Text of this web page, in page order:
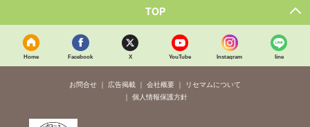
TOP
Home Facebook X YouTube Instagram line
お問合せ 広告掲載 会社概要
リセマムについて
個人情報保護方針